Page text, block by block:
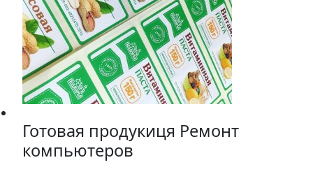
Готовая продукиця Ремонт
компьютеров